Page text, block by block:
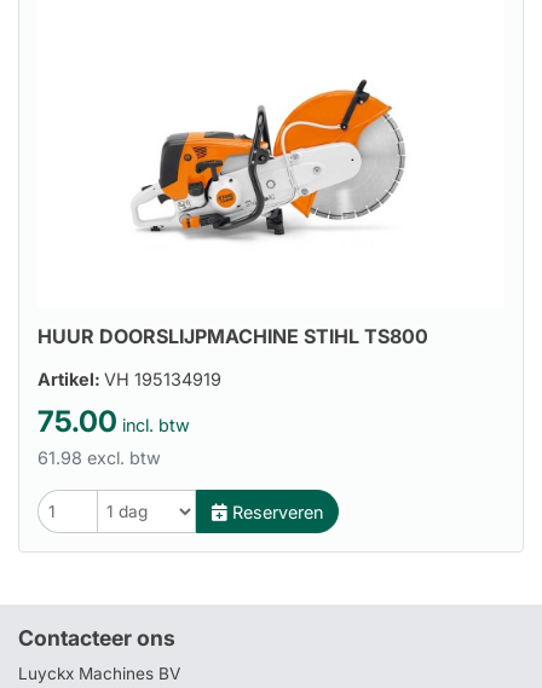
HUUR DOORSLIJPMACHINE STIHL TS800
Artikel: VH 195134919
75.00 incl. btw
61.98 excl. btw
Reserveren
Contacteer ons
Luyckx Machines BV